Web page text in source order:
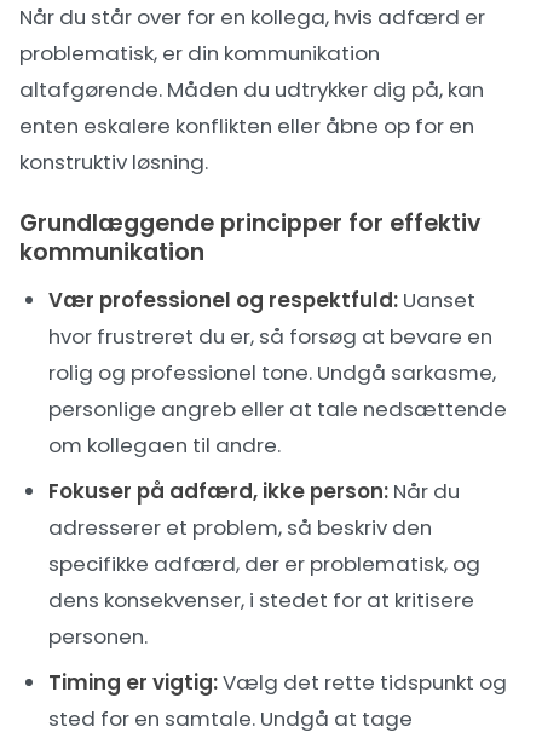
Når du står over for en kollega, hvis adfærd er
problematisk, er din kommunikation
altafgørende. Måden du udtrykker dig på, kan
enten eskalere konflikten eller åbne op for en
konstruktiv løsning.
Grundlæggende principper for effektiv
kommunikation
Vær professionel og respektfuld: Uanset
hvor frustreret du er, så forsøg at bevare en
rolig og professionel tone. Undgå sarkasme,
personlige angreb eller at tale nedsættende
om kollegaen til andre.
Fokuser på adfærd, ikke person: Når du
adresserer et problem, så beskriv den
specifikke adfærd, der er problematisk, og
dens konsekvenser, i stedet for at kritisere
personen.
Timing er vigtig:Vælg det rette tidspunkt og
sted for en samtale. Undgå at tage